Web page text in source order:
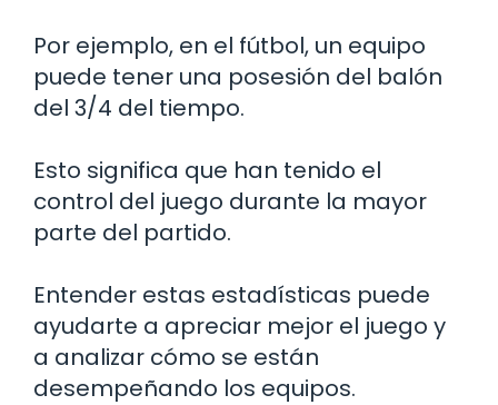
Por ejemplo, en el fútbol, un equipo
puede tener una posesión del balón
del 3/4 del tiempo.
Esto significa que han tenido el
control del juego durante la mayor
parte del partido.
Entender estas estadísticas puede
ayudarte a apreciar mejor el juego y
a analizar cómo se están
desempeñando los equipos.